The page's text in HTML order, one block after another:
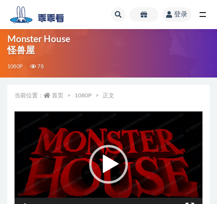
登录
Monster House
怪兽屋
1080P 78
当前位置： 首页 1080P 正文
视
频
放